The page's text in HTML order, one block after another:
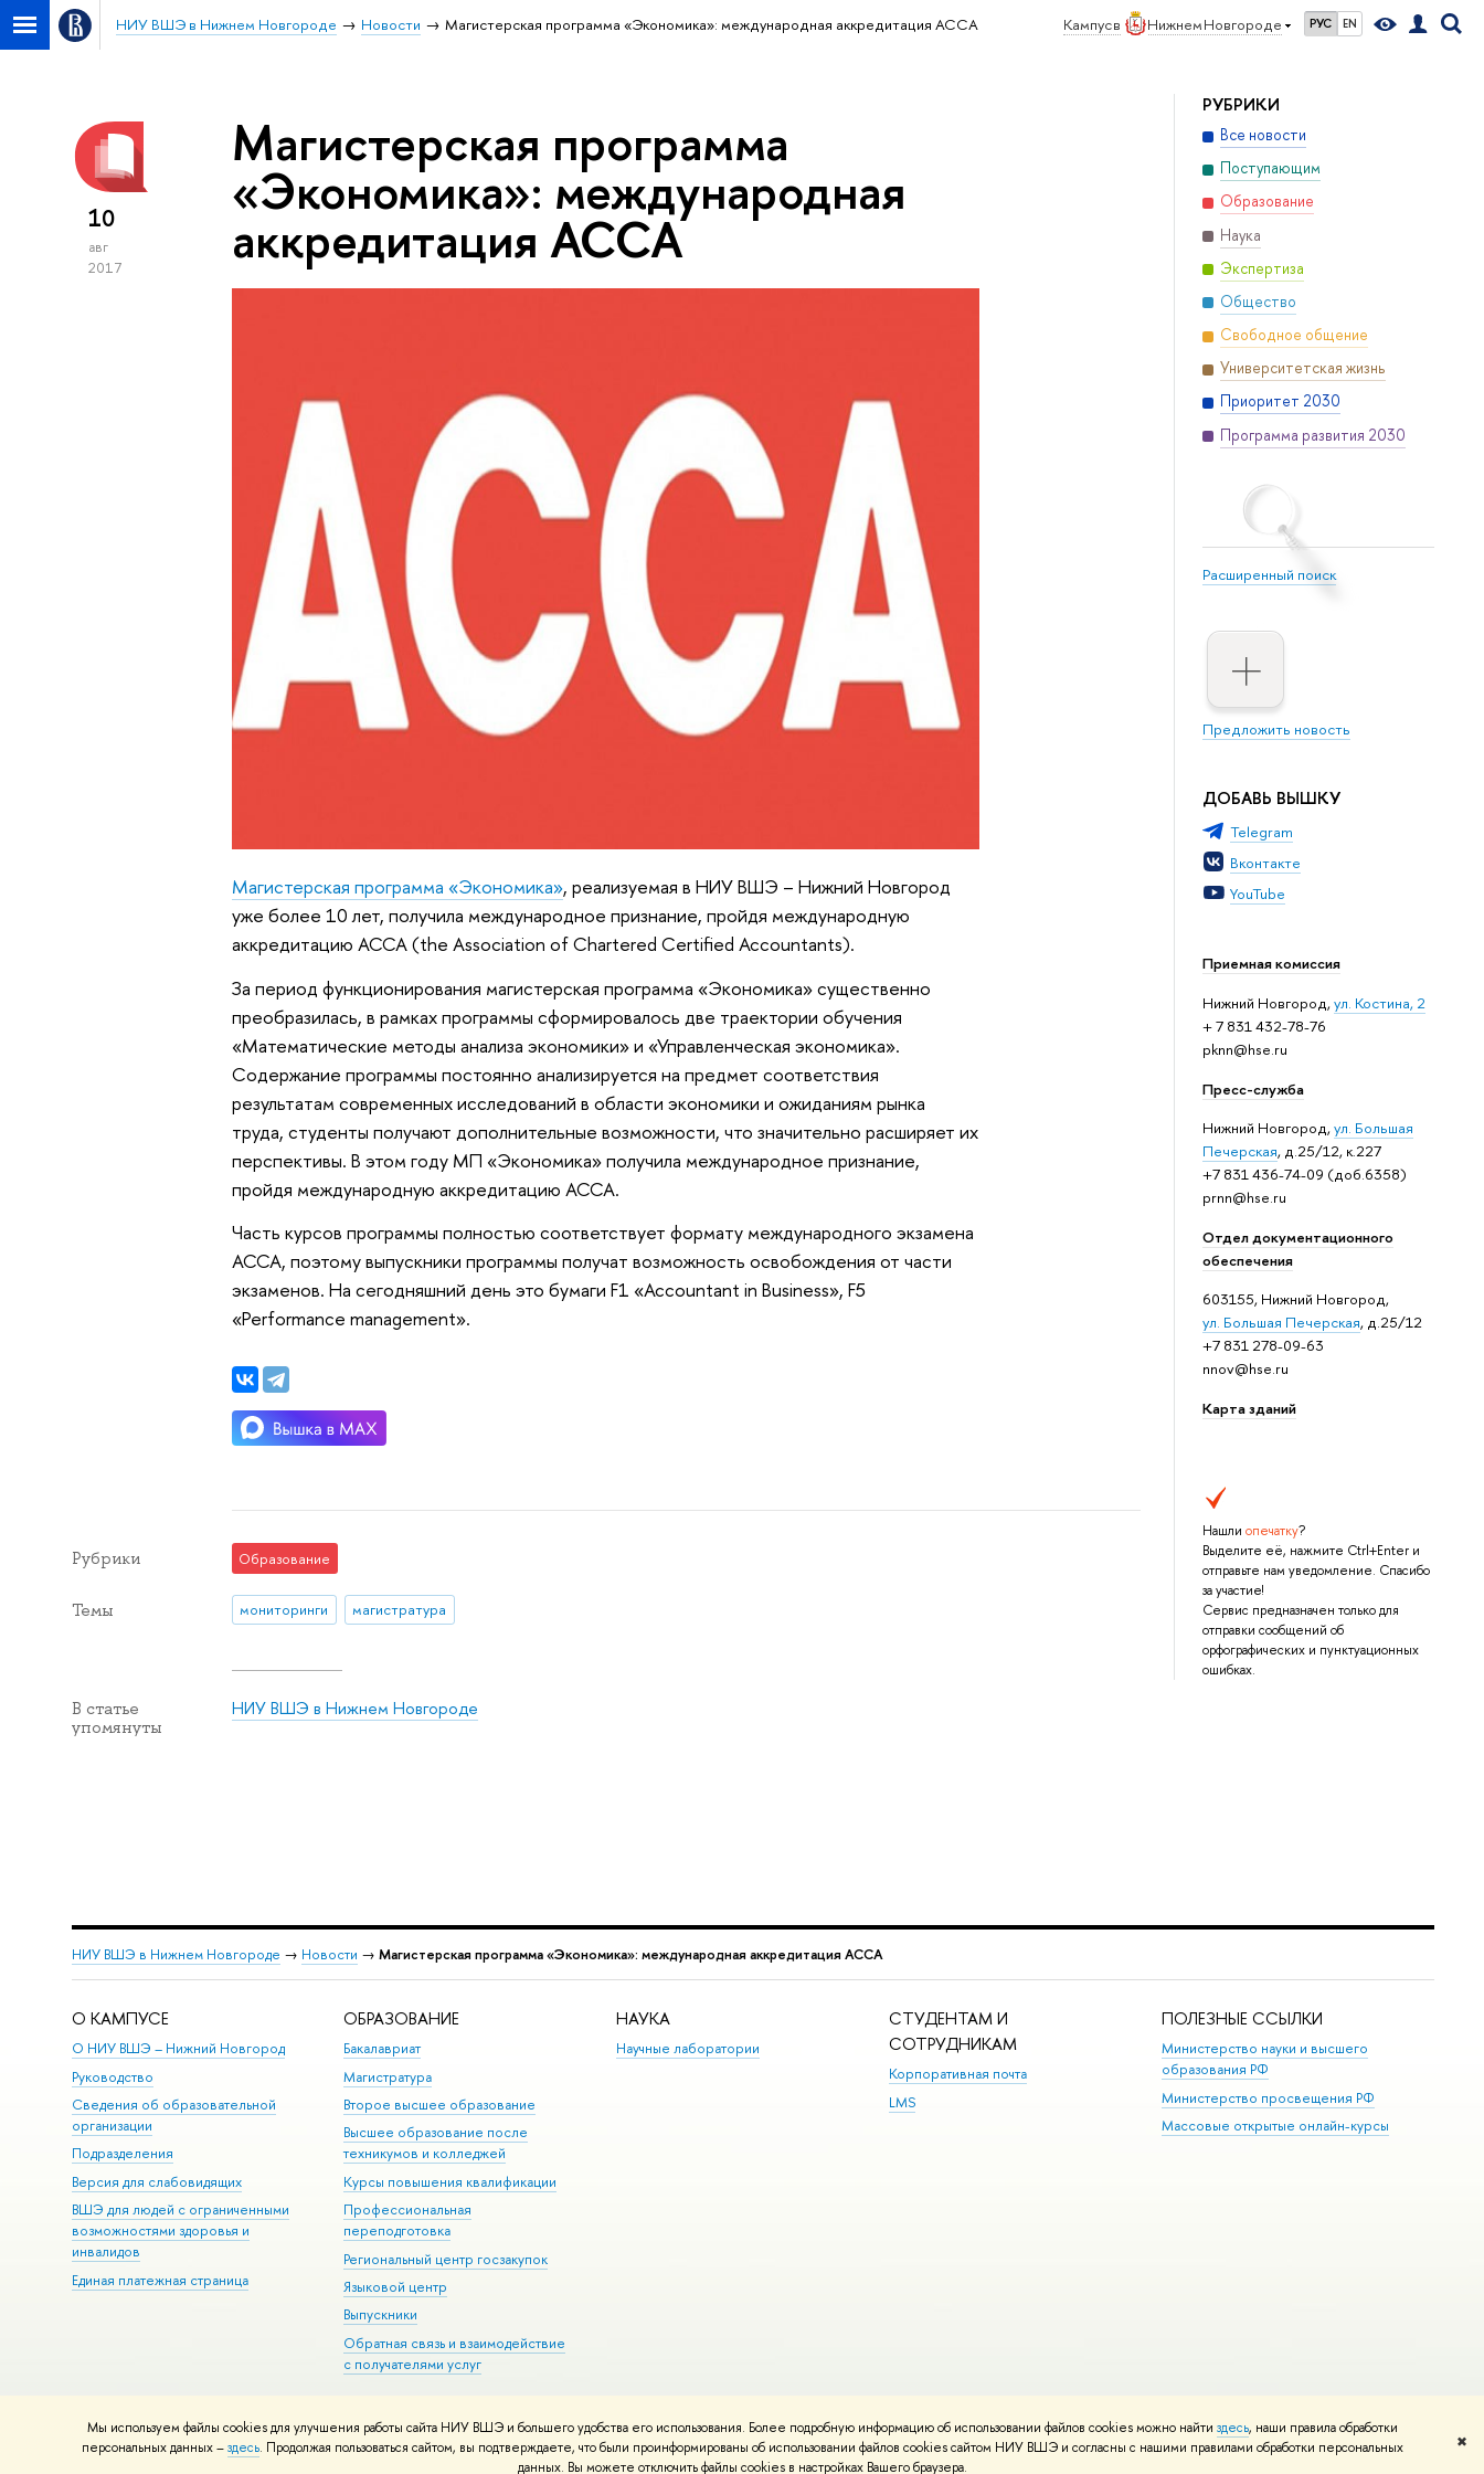
Мы используем файлы cookies для улучшения работы сайта НИУ ВШЭ и большего удобства его использования. Более подробную информацию об использовании файлов cookies можно найти здесь, наши правила обработки
персональных данных –здесь. Продолжая пользоваться сайтом, вы подтверждаете, что были проинформированы об использовании файлов cookies сайтом НИУ ВШЭ и согласны с нашими правилами обработки персональных
данных. Вы можете отключить файлы cookies в настройках Вашего браузера.
✖
Кампус в Нижнем Новгороде РУС EN
НИУ ВШЭ в Нижнем Новгороде Новости Магистерская программа «Экономика»: международная аккредитация АССА
РУБРИКИ
Все новости
Поступающим
Образование
Наука
Экспертиза
Общество
Свободное общение
Университетская жизнь
Приоритет 2030
Программа развития 2030
Расширенный поиск
Предложить новость
ДОБАВЬ ВЫШКУ
Telegram
Вконтакте
YouTube
Приемная комиссия
Нижний Новгород,ул. Костина, 2
+ 7 831 432-78-76
pknn@hse.ru
Пресс-служба
Нижний Новгород,ул. Большая
Печерская, д.25/12, к.227
+7 831 436-74-09 (доб.6358)
prnn@hse.ru
Отдел документационного
обеспечения
603155, Нижний Новгород,
ул. Большая Печерская, д.25/12
+7 831 278-09-63
nnov@hse.ru
Карта зданий
Нашли опечатку?
Выделите её, нажмите Ctrl+Enter и
отправьте нам уведомление. Спасибо
за участие!
Сервис предназначен только для
отправки сообщений об
орфографических и пунктуационных
ошибках.
10
авг
2017
Магистерская программа
«Экономика»: международная
аккредитация АССА
Магистерская программа «Экономика», реализуемая в НИУ ВШЭ – Нижний Новгород
уже более 10 лет, получила международное признание, пройдя международную
аккредитацию АССА (the Association of Chartered Certified Accountants).
За период функционирования магистерская программа «Экономика» существенно
преобразилась, в рамках программы сформировалось две траектории обучения
«Математические методы анализа экономики» и «Управленческая экономика».
Содержание программы постоянно анализируется на предмет соответствия
результатам современных исследований в области экономики и ожиданиям рынка
труда, студенты получают дополнительные возможности, что значительно расширяет их
перспективы. В этом году МП «Экономика» получила международное признание,
пройдя международную аккредитацию АССА.
Часть курсов программы полностью соответствует формату международного экзамена
АССА, поэтому выпускники программы получат возможность освобождения от части
экзаменов. На сегодняшний день это бумаги F1 «Accountant in Business», F5
«Performance management».
Рубрики Образование
Темы мониторинги магистратура
В статье
упомянуты
НИУ ВШЭ в Нижнем Новгороде
НИУ ВШЭ в Нижнем Новгороде → Новости → Магистерская программа «Экономика»: международная аккредитация АССА
О КАМПУСЕ
О НИУ ВШЭ – Нижний Новгород
Руководство
Сведения об образовательной
организации
Подразделения
Версия для слабовидящих
ВШЭ для людей с ограниченными
возможностями здоровья и
инвалидов
Единая платежная страница
ОБРАЗОВАНИЕ
Бакалавриат
Магистратура
Второе высшее образование
Высшее образование после
техникумов и колледжей
Курсы повышения квалификации
Профессиональная
переподготовка
Региональный центр госзакупок
Языковой центр
Выпускники
Обратная связь и взаимодействие
с получателями услуг
НАУКА
Научные лаборатории
СТУДЕНТАМ И
СОТРУДНИКАМ
Корпоративная почта
LMS
ПОЛЕЗНЫЕ ССЫЛКИ
Министерство науки и высшего
образования РФ
Министерство просвещения РФ
Массовые открытые онлайн-курсы
Редактору
© НИУ ВШЭ 1993–2026 Адреса и контакты Условия использования материалов Политика конфиденциальности Карта сайта
Шрифты HSE Sans и HSE Slab разработаны вШколе дизайна НИУ ВШЭ